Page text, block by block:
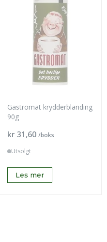
Gastromat krydderblanding
90g
Pris
kr 31,60 /boks
Utsolgt
Les mer